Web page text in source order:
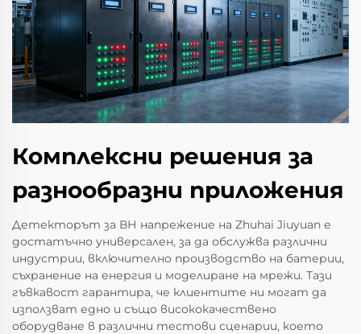
Комплексни решения за
разнообразни приложения
Детекторът за ВН напрежение на Zhuhai Jiuyuan е
достатъчно универсален, за да обслужва различни
индустрии, включително производство на батерии,
съхранение на енергия и моделиране на мрежи. Тази
гъвкавост гарантира, че клиентите ни могат да
използват едно и също висококачествено
оборудване в различни тестови сценарии, което